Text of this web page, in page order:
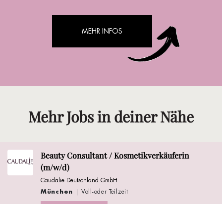
MEHR INFOS
Mehr Jobs in deiner Nähe
Beauty Consultant / Kosmetikverkäuferin
(m/w/d)
Caudalie Deutschland GmbH
München | Voll-oder Teilzeit